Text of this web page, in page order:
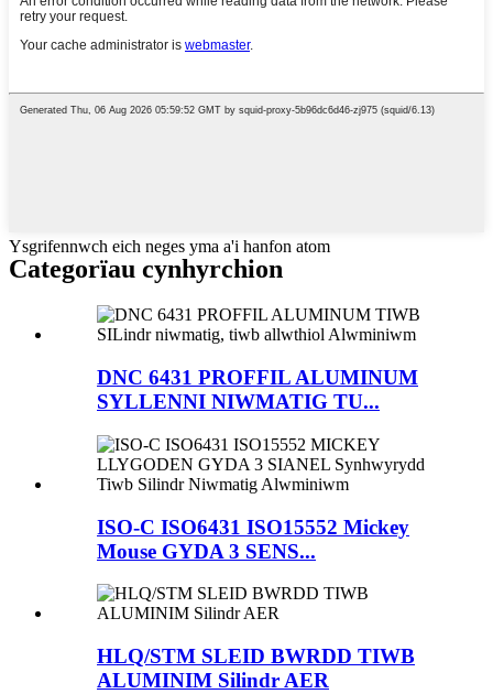
Ysgrifennwch eich neges yma a'i hanfon atom
Categorïau cynhyrchion
DNC 6431 PROFFIL ALUMINUM
SYLLENNI NIWMATIG TU...
ISO-C ISO6431 ISO15552 Mickey
Mouse GYDA 3 SENS...
HLQ/STM SLEID BWRDD TIWB
ALUMINIM Silindr AER